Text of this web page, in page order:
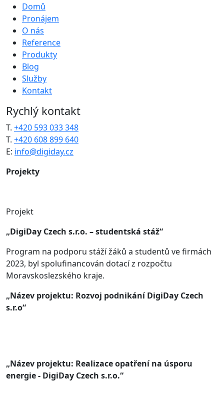
Domů
Pronájem
O nás
Reference
Produkty
Blog
Služby
Kontakt
Rychlý kontakt
T. +420 593 033 348
T. +420 608 899 640
E: info@digiday.cz
Projekty
Projekt
„DigiDay Czech s.r.o. – studentská stáž“
Program na podporu stáží žáků a studentů ve firmách
2023, byl spolufinancován dotací z rozpočtu
Moravskoslezského kraje.
„Název projektu: Rozvoj podnikání DigiDay Czech
s.r.o“
„Název projektu: Realizace opatření na úsporu
energie - DigiDay Czech s.r.o.“